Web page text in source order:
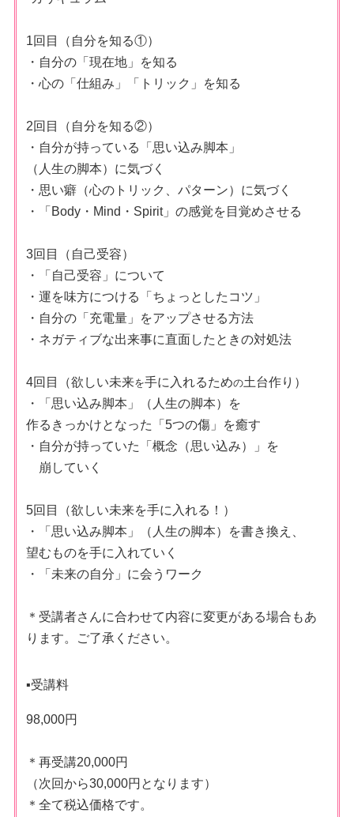
1回目（自分を知る①）
・自分の「現在地」を知る
・心の「仕組み」「トリック」を知る
2回目（自分を知る②）
・自分が持っている「思い込み脚本」
（人生の脚本）に気づく
・思い癖（心のトリック、パターン）に気づく
・「Body・Mind・Spirit」の感覚を目覚めさせる
3回目（自己受容）
・「自己受容」について
・運を味方につける「ちょっとしたコツ」
・自分の「充電量」をアップさせる方法
・ネガティブな出来事に直面したときの対処法
4回目（欲しい未来を手に入れるための土台作り）
・「思い込み脚本」（人生の脚本）を
作るきっかけとなった「 5つの傷」を癒す
・自分が持っていた「概念（思い込み）」を
崩していく
5回目（欲しい未来を手に入れる！）
・「思い込み脚本」（人生の脚本）を書き換え、
望むものを手に入れていく
・「未来の自分」に会うワーク
＊受講者さんに合わせて内容に変更がある場合もあ
ります。ご了承ください。
▪︎受講料
98,000円
＊再受講20,000円
（次回から30,000円となります）
＊全て税込価格です。